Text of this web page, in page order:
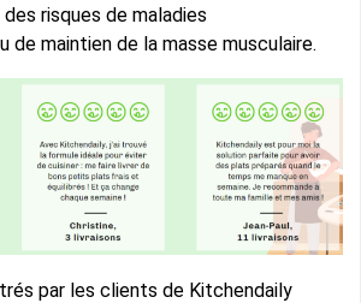
risques de maladies
de maintien de la masse musculaire.
par les clients de Kitchendaily